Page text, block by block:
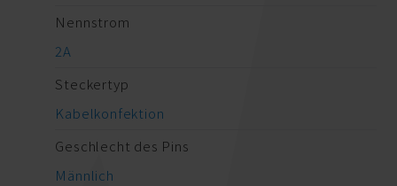
Nennstrom
2A
Steckertyp
Kabelkonfektion
Geschlecht des Pins
Männlich